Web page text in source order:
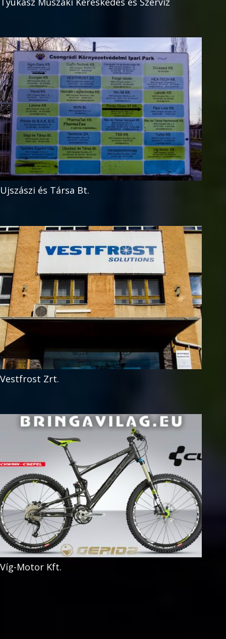
Ujszászi és Társa Bt.
Vestfrost Zrt.
Víg-Motor Kft.